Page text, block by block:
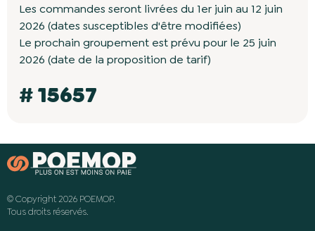
Les commandes seront livrées du 1er juin au 12 juin
2026 (dates susceptibles d'être modifiées)
Le prochain groupement est prévu pour le 25 juin
2026 (date de la proposition de tarif)
# 15657
© Copyright 2026 POEMOP.
Tous droits réservés.